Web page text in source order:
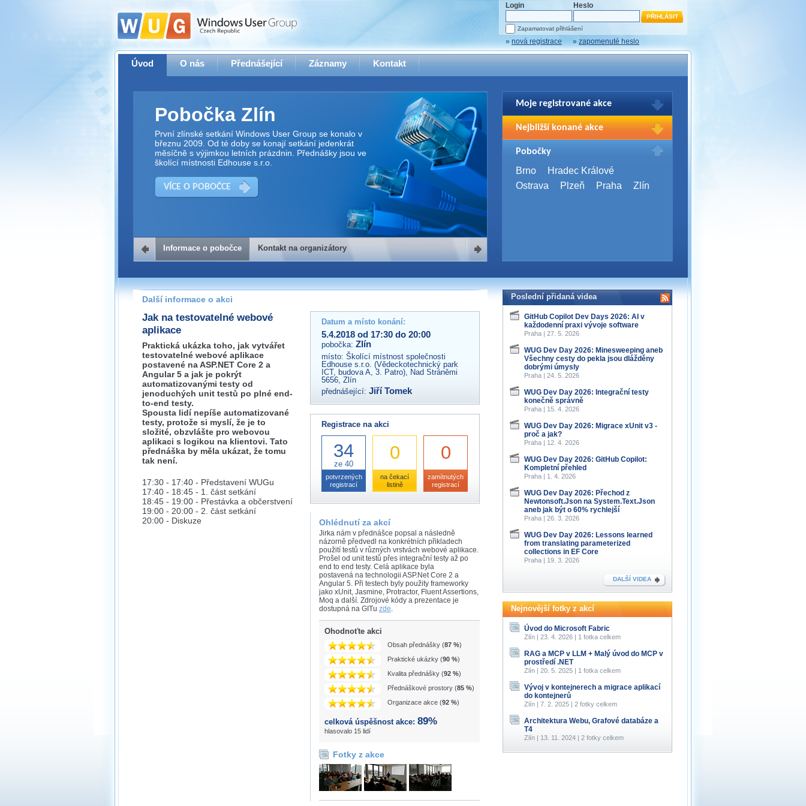
Login Heslo
Zapamatovat přihlášení
» nová registrace » zapomenuté heslo
Úvod O nás Přednášející Záznamy Kontakt
Pobočka Zlín
První zlínské setkání Windows User Group se konalo v
březnu 2009. Od té doby se konají setkání jedenkrát
měsíčně s výjimkou letních prázdnin. Přednášky jsou ve
školící místnosti Edhouse s.r.o.
VÍCE O POBOČCE
Kontakt na organizátory
Pokud máte jakýkoliv dotaz na organizátory této akce,
prosím neváhejte nás kontaktovat na e-mailu:
zlin@wug.cz
Informace o pobočce Kontakt na organizátory
Moje registrované akce
Pro zobrazení Vašich registrací na akce
se prosím přihlašte.
Nejbližší konané akce
WUG Days 2026
4. 9. 2026,Brno
SQL Server Bootcamp 2026
Pobočky
Brno
Hradec Králové
Ostrava
Plzeň Praha Zlín
Další informace o akci
Jak na testovatelné webové
aplikace
Praktická ukázka toho, jak vytvářet
testovatelné webové aplikace
postavené na ASP.NET Core 2 a
Angular 5 a jak je pokrýt
automatizovanými testy od
jenoduchých unit testů po plné end-
to-end testy.
Spousta lidí nepíše automatizované
testy, protože si myslí, že je to
složité, obzvlášte pro webovou
aplikaci s logikou na klientovi. Tato
přednáška by měla ukázat, že tomu
tak není.
17:30 - 17:40 - Představení WUGu
17:40 - 18:45 - 1. část setkání
18:45 - 19:00 - Přestávka a občerstvení
19:00 - 20:00 - 2. část setkání
20:00 - Diskuze
Datum a místo konání:
5.4.2018 od 17:30 do 20:00
pobočka: Zlín
místo: Školící místnost společnosti
Edhouse s.r.o. (Vědeckotechnický park
ICT, budova A, 3. Patro), Nad Stráněmi
5656, Zlín
přednášející: Jiří Tomek
Registrace na akci
34
ze 40
potvrzených
registrací
0
na čekací
listině
0
zamítnutých
registrací
Ohlédnutí za akcí
Jirka nám v přednášce popsal a následně
názorně předvedl na konkrétních přikladech
použití testů v různých vrstvách webové aplikace.
Prošel od unit testů přes integrační testy až po
end to end testy. Celá aplikace byla
postavená na technologii ASP.Net Core 2 a
Angular 5. Při testech byly použity frameworky
jako xUnit, Jasmine, Protractor, Fluent Assertions,
Moq a další. Zdrojové kódy a prezentace je
dostupná na GITu zde.
Ohodnoťte akci
Obsah přednášky (87 %)
Praktické ukázky (90 %)
Kvalita přednášky (92 %)
Přednáškové prostory (85 %)
Organizace akce (92 %)
celková úspěšnost akce: 89%
hlasovalo 15 lidí
Fotky z akce
Poslední přidaná videa
GitHub Copilot Dev Days 2026: AI v
každodenní praxi vývoje software
Praha | 27. 5. 2026
WUG Dev Day 2026: Minesweeping aneb
Všechny cesty do pekla jsou dlážděny
dobrými úmysly
Praha | 24. 5. 2026
WUG Dev Day 2026: Integrační testy
konečně správně
Praha | 15. 4. 2026
WUG Dev Day 2026: Migrace xUnit v3 -
proč a jak?
Praha | 12. 4. 2026
WUG Dev Day 2026: GitHub Copilot:
Kompletní přehled
Praha | 1. 4. 2026
WUG Dev Day 2026: Přechod z
Newtonsoft.Json na System.Text.Json
aneb jak být o 60% rychlejší
Praha | 26. 3. 2026
WUG Dev Day 2026: Lessons learned
from translating parameterized
collections in EF Core
Praha | 19. 3. 2026
DALŠÍ VIDEA
Nejnovější fotky z akcí
Úvod do Microsoft Fabric
Zlín | 23. 4. 2026 | 1 fotka celkem
RAG a MCP v LLM + Malý úvod do MCP v
prostředí .NET
Zlín | 20. 5. 2025 | 1 fotka celkem
Vývoj v kontejnerech a migrace aplikací
do kontejnerů
Zlín | 7. 2. 2025 | 2 fotky celkem
Architektura Webu, Grafové databáze a
T4
Zlín | 13. 11. 2024 | 2 fotky celkem